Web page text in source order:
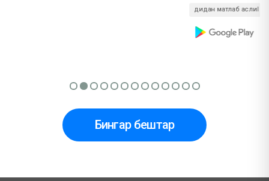
Бингар бештар